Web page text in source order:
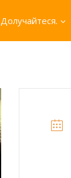
Долучайтеся.